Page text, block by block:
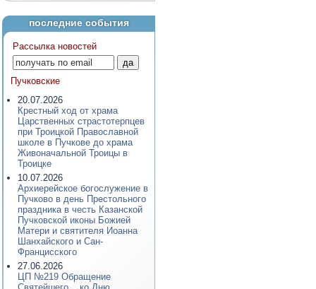
последние события
Рассылка новостей
Пучковские
20.07.2026
Крестный ход от храма
Царственных страстотерпцев
при Троицкой Православной
школе в Пучкове до храма
Живоначальной Троицы в
Троицке
10.07.2026
Архиерейское богослужение в
Пучково в день Престольного
праздника в честь Казанской
Пучковской иконы Божией
Матери и святителя Иоанна
Шанхайского и Сан-
Францисского
27.06.2026
ЦП №219 Обращение